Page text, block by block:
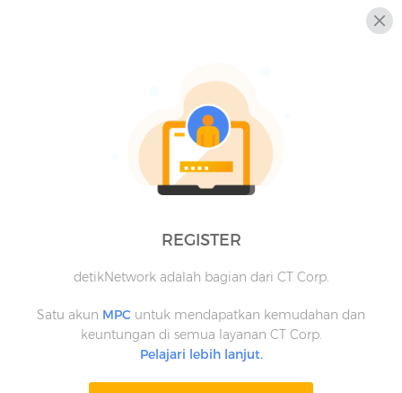
REGISTER
detikNetwork adalah bagian dari CT Corp.
Satu akun MPC untuk mendapatkan kemudahan dan
keuntungan di semua layanan CT Corp.
Pelajari lebih lanjut.